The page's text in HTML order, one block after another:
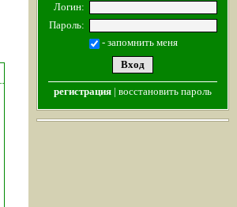
Логин:
Пароль:
- запомнить меня
регистрация | восстановить пароль